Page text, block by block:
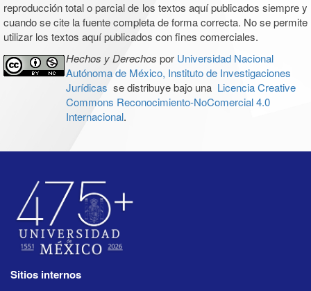
reproducción total o parcial de los textos aquí publicados siempre y
cuando se cite la fuente completa de forma correcta. No se permite
utilizar los textos aquí publicados con fines comerciales.
Hechos y Derechos por Universidad Nacional
Autónoma de México, Instituto de Investigaciones
Jurídicas se distribuye bajo una Licencia Creative
Commons Reconocimiento-NoComercial 4.0
Internacional.
Sitios internos